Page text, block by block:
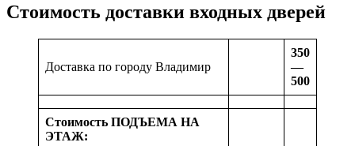
Стоимость доставки входных дверей
Доставка по городу Владимир
350
—
500
Стоимость ПОДЪЕМА НА
ЭТАЖ: